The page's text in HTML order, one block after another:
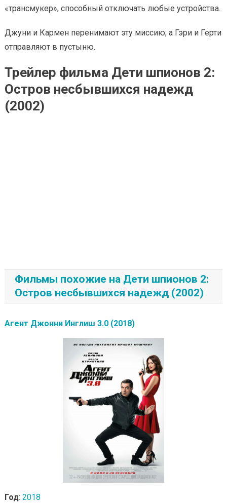
«трансмукер», способный отключать любые устройства.
Джуни и Кармен перенимают эту миссию, а Гэри и Герти
отправляют в пустыню.
Трейлер фильма Дети шпионов 2:
Остров несбывшихся надежд
(2002)
Фильмы похожие на Дети шпионов 2:
Остров несбывшихся надежд (2002)
Агент Джонни Инглиш 3.0 (2018)
Год: 2018